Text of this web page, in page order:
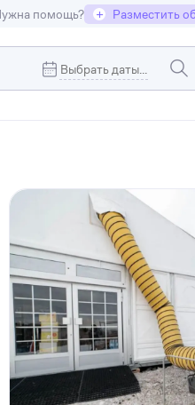
помощь? + Разместить
Земельные